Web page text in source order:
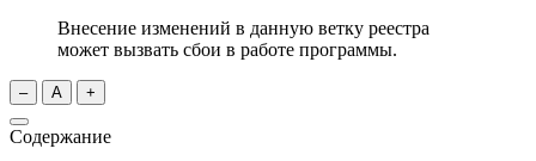
Внесение изменений в данную ветку реестра
может вызвать сбои в работе программы.
– A +
Содержание